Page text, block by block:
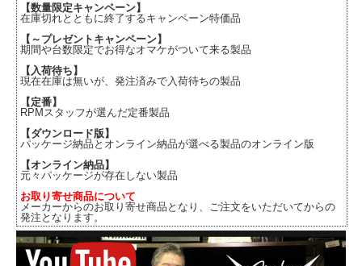
【数量限定キャンペーン】
在庫切れとともに終了するキャンペーン特価品
【～プレゼントキャンペーン】
期間や台数限定でお得なオマケがついて来る製品
【入荷待ち】
現在在庫は無いが、発注済みで入荷待ちの製品
【定番】
RPMスタッフが選んだ定番製品
【ダウンロード版】
パッケージ納品とオンライン納品が選べる製品のオンライン版
【オンライン納品】
元々パッケージが存在しない製品
お取り寄せ商品について
メーカーからのお取り寄せ商品となり、ご注文をいただいてからの
発注となります。